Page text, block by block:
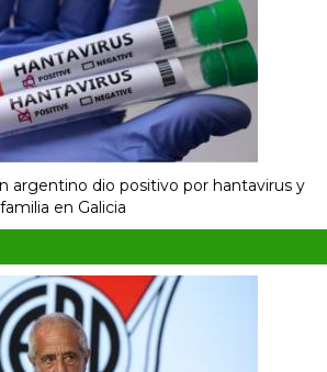
argentino dio positivo por hantavirus y
en Galicia